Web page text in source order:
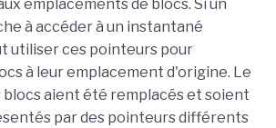
emplacements de blocs. Si un
à accéder à un instantané
utiliser ces pointeurs pour
à leur emplacement d'origine. Le
aient été remplacés et soient
par des pointeurs différents